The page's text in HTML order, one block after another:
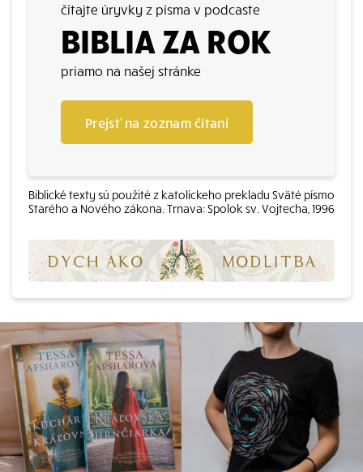
čítajte úryvky z písma v podcaste
BIBLIA ZA ROK
priamo na našej stránke
Prejsť na zoznam čítaní
Biblické texty sú použité z katolíckeho prekladu Sväté písmo
Starého a Nového zákona. Trnava: Spolok sv. Vojtecha, 1996